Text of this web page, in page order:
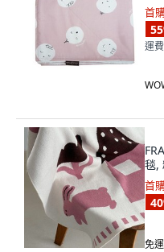
首
55
運
毯,
首
40
免運